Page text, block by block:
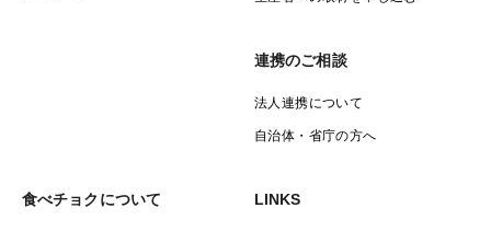
連携のご相談
法人連携について
自治体・省庁の方へ
食べチョクについて LINKS